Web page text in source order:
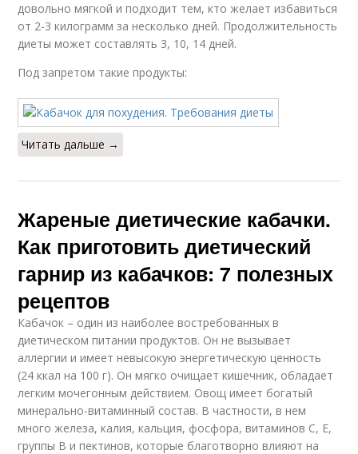
довольно мягкой и подходит тем, кто желает избавиться
от 2-3 килограмм за несколько дней. Продолжительность
диеты может составлять 3, 10, 14 дней.
Под запретом такие продукты:
Читать дальше →
Жареные диетические кабачки.
Как приготовить диетический
гарнир из кабачков: 7 полезных
рецептов
Кабачок – один из наиболее востребованных в
диетическом питании продуктов. Он не вызывает
аллергии и имеет невысокую энергетическую ценность
(24 ккал на 100 г). Он мягко очищает кишечник, обладает
легким мочегонным действием. Овощ имеет богатый
минерально-витаминный состав. В частности, в нем
много железа, калия, кальция, фосфора, витаминов C, E,
группы B и пектинов, которые благотворно влияют на